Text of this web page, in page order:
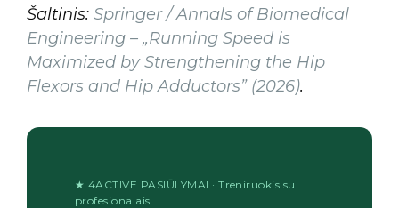
Šaltinis: Springer / Annals of Biomedical
Engineering – „Running Speed is
Maximized by Strengthening the Hip
Flexors and Hip Adductors” (2026).
★ 4ACTIVE PASIŪLYMAI · Treniruokis su
profesionalais